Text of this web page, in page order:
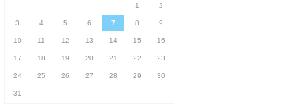
1
2
3 4 5 6 7 8 9
10 11 12 13 14 15 16
17 18 19 20 21 22 23
24 25 26 27 28 29 30
31